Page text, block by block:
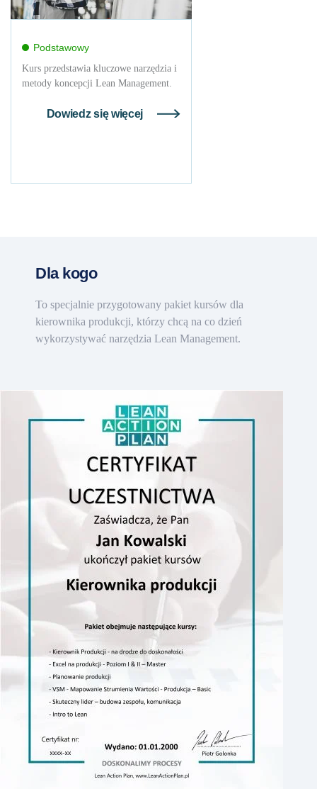
Podstawowy
Kurs przedstawia kluczowe narzędzia i
metody koncepcji Lean Management.
Dowiedz się więcej
Dla kogo
To specjalnie przygotowany pakiet kursów dla
kierownika produkcji, którzy chcą na co dzień
wykorzystywać narzędzia Lean Management.